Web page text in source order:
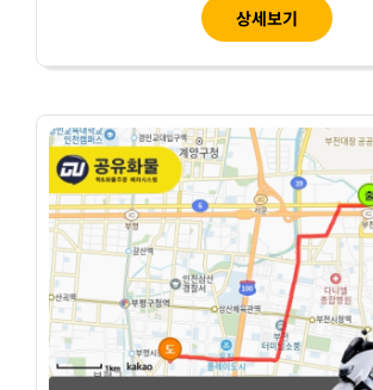
상세보기